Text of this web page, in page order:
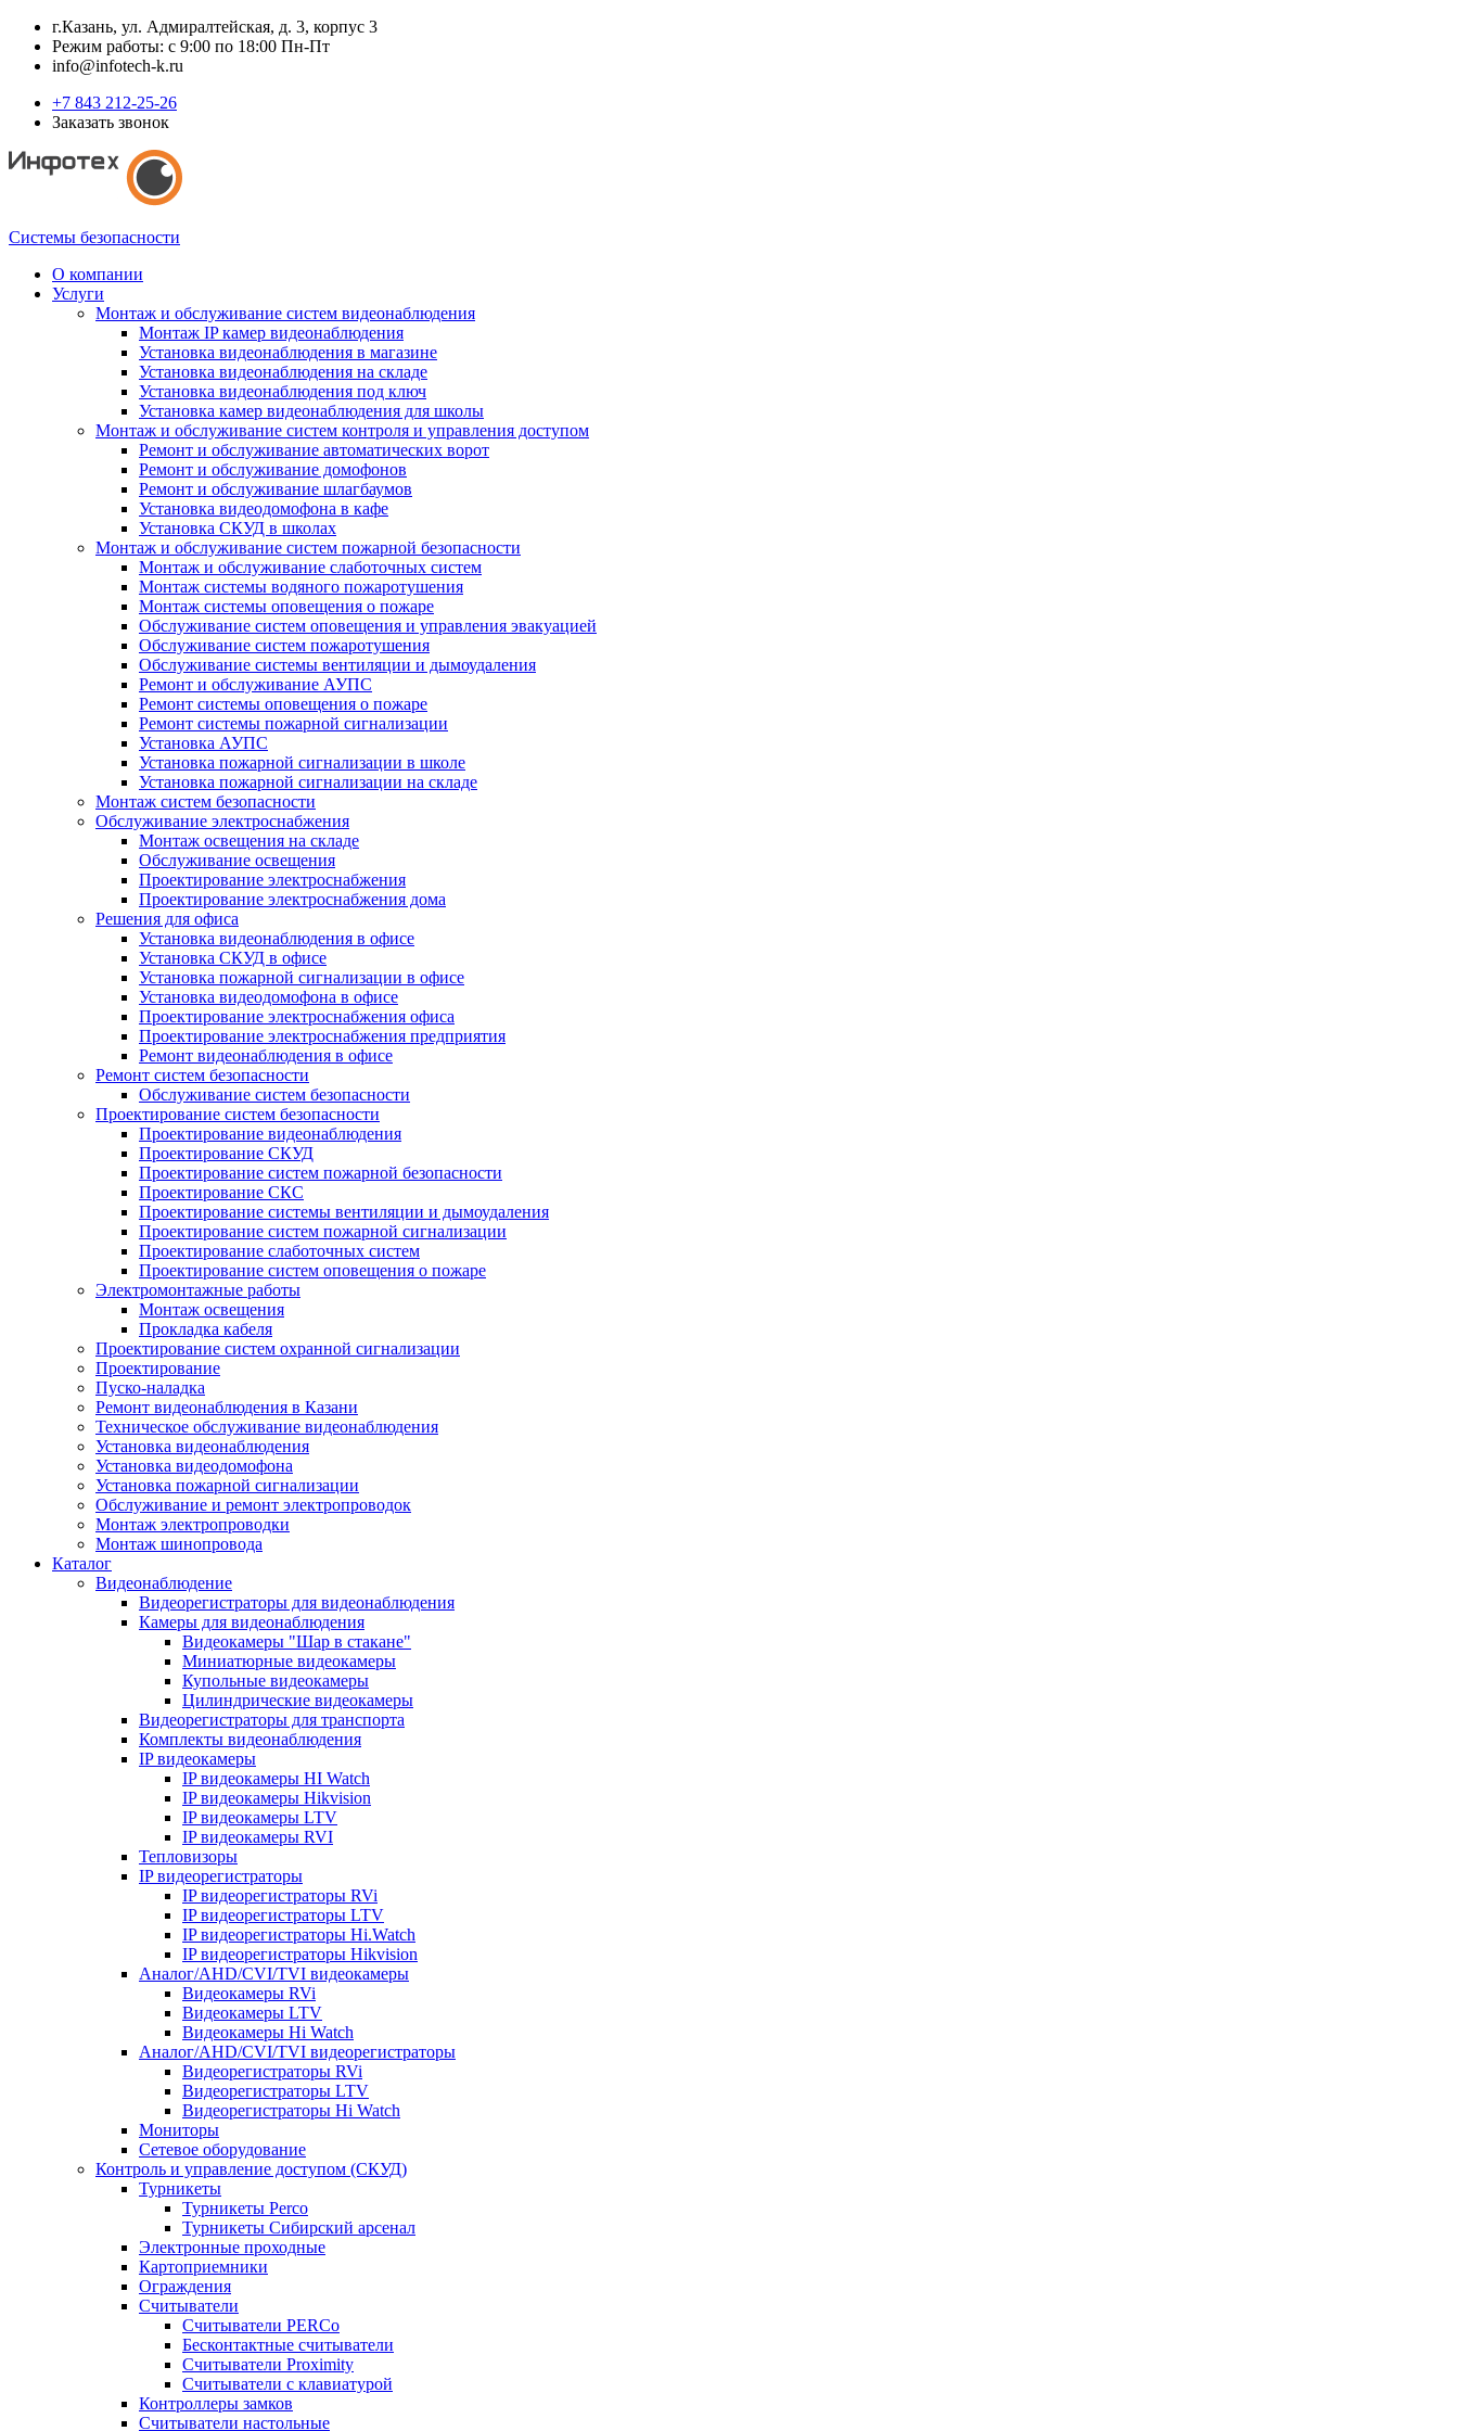
г.Казань, ул. Адмиралтейская, д. 3, корпус 3
Режим работы: с 9:00 по 18:00 Пн-Пт
info@infotech-k.ru
+7 843 212-25-26
Заказать звонок
Системы безопасности
О компании
Услуги
Монтаж и обслуживание систем видеонаблюдения
Монтаж IP камер видеонаблюдения
Установка видеонаблюдения в магазине
Установка видеонаблюдения на складе
Установка видеонаблюдения под ключ
Установка камер видеонаблюдения для школы
Монтаж и обслуживание систем контроля и управления доступом
Ремонт и обслуживание автоматических ворот
Ремонт и обслуживание домофонов
Ремонт и обслуживание шлагбаумов
Установка видеодомофона в кафе
Установка СКУД в школах
Монтаж и обслуживание систем пожарной безопасности
Монтаж и обслуживание слаботочных систем
Монтаж системы водяного пожаротушения
Монтаж системы оповещения о пожаре
Обслуживание систем оповещения и управления эвакуацией
Обслуживание систем пожаротушения
Обслуживание системы вентиляции и дымоудаления
Ремонт и обслуживание АУПС
Ремонт системы оповещения о пожаре
Ремонт системы пожарной сигнализации
Установка АУПС
Установка пожарной сигнализации в школе
Установка пожарной сигнализации на складе
Монтаж систем безопасности
Обслуживание электроснабжения
Монтаж освещения на складе
Обслуживание освещения
Проектирование электроснабжения
Проектирование электроснабжения дома
Решения для офиса
Установка видеонаблюдения в офисе
Установка СКУД в офисе
Установка пожарной сигнализации в офисе
Установка видеодомофона в офисе
Проектирование электроснабжения офиса
Проектирование электроснабжения предприятия
Ремонт видеонаблюдения в офисе
Ремонт систем безопасности
Обслуживание систем безопасности
Проектирование систем безопасности
Проектирование видеонаблюдения
Проектирование СКУД
Проектирование систем пожарной безопасности
Проектирование СКС
Проектирование системы вентиляции и дымоудаления
Проектирование систем пожарной сигнализации
Проектирование слаботочных систем
Проектирование систем оповещения о пожаре
Электромонтажные работы
Монтаж освещения
Прокладка кабеля
Проектирование систем охранной сигнализации
Проектирование
Пуско-наладка
Ремонт видеонаблюдения в Казани
Техническое обслуживание видеонаблюдения
Установка видеонаблюдения
Установка видеодомофона
Установка пожарной сигнализации
Обслуживание и ремонт электропроводок
Монтаж электропроводки
Монтаж шинопровода
Каталог
Видеонаблюдение
Видеорегистраторы для видеонаблюдения
Камеры для видеонаблюдения
Видеокамеры "Шар в стакане"
Миниатюрные видеокамеры
Купольные видеокамеры
Цилиндрические видеокамеры
Видеорегистраторы для транспорта
Комплекты видеонаблюдения
IP видеокамеры
IP видеокамеры HI Watch
IP видеокамеры Hikvision
IP видеокамеры LTV
IP видеокамеры RVI
Тепловизоры
IP видеорегистраторы
IP видеорегистраторы RVi
IP видеорегистраторы LTV
IP видеорегистраторы Hi.Watch
IP видеорегистраторы Hikvision
Аналог/AHD/CVI/TVI видеокамеры
Видеокамеры RVi
Видеокамеры LTV
Видеокамеры Hi Watch
Аналог/AHD/CVI/TVI видеорегистраторы
Видеорегистраторы RVi
Видеорегистраторы LTV
Видеорегистраторы Hi Watch
Мониторы
Сетевое оборудование
Контроль и управление доступом (СКУД)
Турникеты
Турникеты Perco
Турникеты Сибирский арсенал
Электронные проходные
Картоприемники
Ограждения
Считыватели
Считыватели PERCo
Бесконтактные считыватели
Считыватели Proximity
Считыватели с клавиатурой
Контроллеры замков
Считыватели настольные